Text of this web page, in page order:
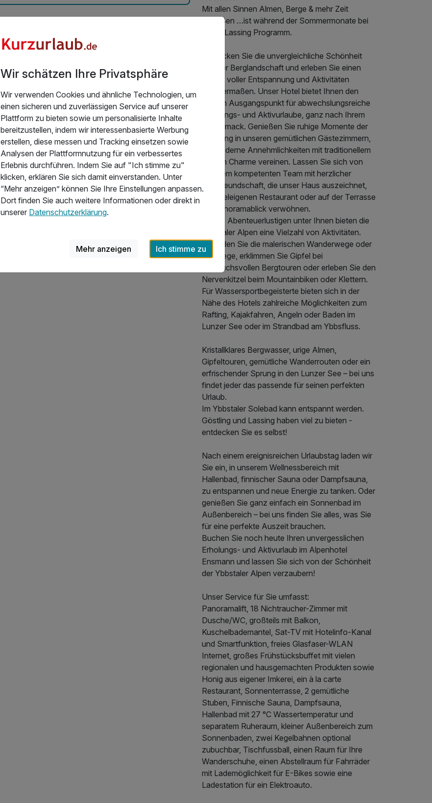
Mit allen Sinnen Almen, Berge & mehr Zeit
genießen …ist während der Sommermonate bei
uns in Lassing Programm.
Entdecken Sie die unvergleichliche Schönheit
unserer Berglandschaft und erleben Sie einen
Urlaub voller Entspannung und Aktivitäten
gleichermaßen. Unser Hotel bietet Ihnen den
idealen Ausgangspunkt für abwechslungsreiche
Erholungs- und Aktivurlaube, ganz nach Ihrem
Geschmack. Genießen Sie ruhige Momente der
Erholung in unseren gemütlichen Gästezimmern,
die moderne Annehmlichkeiten mit traditionellem
alpinen Charme vereinen. Lassen Sie sich von
unserem kompetenten Team mit herzlicher
Gastfreundschaft, die unser Haus auszeichnet,
im hoteleigenen Restaurant oder auf der Terrasse
mit Panoramablick verwöhnen.
Für die Abenteuerlustigen unter Ihnen bieten die
Ybbstaler Alpen eine Vielzahl von Aktivitäten.
Erkunden Sie die malerischen Wanderwege oder
Radwege, erklimmen Sie Gipfel bei
anspruchsvollen Bergtouren oder erleben Sie den
Nervenkitzel beim Mountainbiken oder Klettern.
Für Wassersportbegeisterte bieten sich in der
Nähe des Hotels zahlreiche Möglichkeiten zum
Rafting, Kajakfahren, Angeln oder Baden im
Lunzer See oder im Strandbad am Ybbsfluss.
Kristallklares Bergwasser, urige Almen,
Gipfeltouren, gemütliche Wanderrouten oder ein
erfrischender Sprung in den Lunzer See – bei uns
findet jeder das passende für seinen perfekten
Urlaub.
Im Ybbstaler Solebad kann entspannt werden.
Göstling und Lassing haben viel zu bieten -
entdecken Sie es selbst!
Nach einem ereignisreichen Urlaubstag laden wir
Sie ein, in unserem Wellnessbereich mit
Hallenbad, finnischer Sauna oder Dampfsauna,
zu entspannen und neue Energie zu tanken. Oder
genießen Sie ganz einfach ein Sonnenbad im
Außenbereich – bei uns finden Sie alles, was Sie
für eine perfekte Auszeit brauchen.
Buchen Sie noch heute Ihren unvergesslichen
Erholungs- und Aktivurlaub im Alpenhotel
Ensmann und lassen Sie sich von der Schönheit
der Ybbstaler Alpen verzaubern!
Unser Service für Sie umfasst:
Panoramalift, 18 Nichtraucher-Zimmer mit
Dusche/WC, großteils mit Balkon,
Kuschelbademantel, Sat-TV mit Hotelinfo-Kanal
und Smartfunktion, freies Glasfaser-WLAN
Internet, großes Frühstücksbuffet mit vielen
regionalen und hausgemachten Produkten sowie
Honig aus eigener Imkerei, ein à la carte
Restaurant, Sonnenterrasse, 2 gemütliche
Stuben, Finnische Sauna, Dampfsauna,
Hallenbad mit 27 °C Wassertemperatur und
separatem Ruheraum, kleiner Außenbereich zum
Sonnenbaden, zwei Kegelbahnen optional
zubuchbar, Tischfussball, einen Raum für Ihre
Wanderschuhe, einen Abstellraum für Fahrräder
mit Lademöglichkeit für E-Bikes sowie eine
Ladestation für ein Elektroauto.
Wir schätzen Ihre Privatsphäre
Wir verwenden Cookies und ähnliche Technologien, um
einen sicheren und zuverlässigen Service auf unserer
Plattform zu bieten sowie um personalisierte Inhalte
bereitzustellen, indem wir interessenbasierte Werbung
erstellen, diese messen und Tracking einsetzen sowie
Analysen der Plattformnutzung für ein verbessertes
Erlebnis durchführen. Indem Sie auf "Ich stimme zu"
klicken, erklären Sie sich damit einverstanden. Unter
“Mehr anzeigen” können Sie Ihre Einstellungen anpassen.
Dort finden Sie auch weitere Informationen oder direkt in
unserer Datenschutzerklärung.
Mehr anzeigen Ich stimme zu